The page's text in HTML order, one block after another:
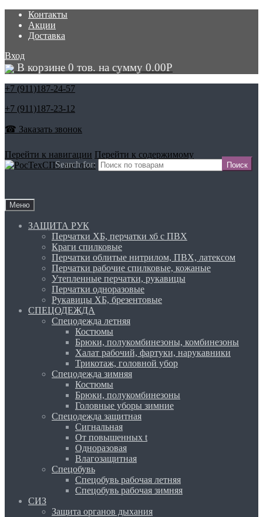
Контакты
Акции
Доставка
Вход
В корзине 0 тов. на сумму 0.00Р
+7 (911)187-24-57
+7 (911)187-23-12
☎ Заказать звонок
Search for:
Перейти к навигации Перейти к содержимому
Меню
ЗАЩИТА РУК
Перчатки ХБ, перчатки хб с ПВХ
Краги спилковые
Перчатки облитые нитрилом, ПВХ, латексом
Перчатки рабочие спилковые, кожаные
Утепленные перчатки, рукавицы
Перчатки одноразовые
Рукавицы ХБ, брезентовые
СПЕЦОДЕЖДА
Спецодежда летняя
Костюмы
Брюки, полукомбинезоны, комбинезоны
Халат рабочий, фартуки, нарукавники
Трикотаж, головной убор
Спецодежда зимняя
Костюмы
Брюки, полукомбинезоны
Головные уборы зимние
Спецодежда защитная
Сигнальная
От повышенных t
Одноразовая
Влагозащитная
Спецобувь
Спецобувь рабочая летняя
Спецобувь рабочая зимняя
СИЗ
Защита органов дыхания